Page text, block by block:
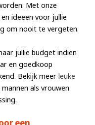
Met onze
ideeën voor jullie
om nooit te vergeten.
jullie budget indien
en goedkoop
Bekijk meerleuke
als vrouwen